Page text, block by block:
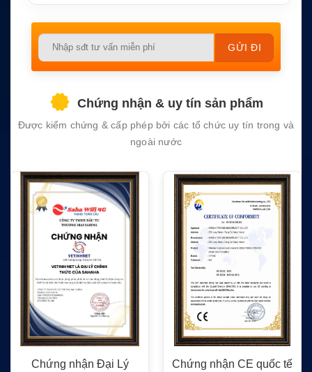
Please
empty.
Chứng nhận & uy tín sản phẩm
Được kiểm chứng & cấp phép bởi các tổ chức uy tín trong và
ngoài nước
Chứng nhận Đại Lý Chứng nhận CE quốc tế